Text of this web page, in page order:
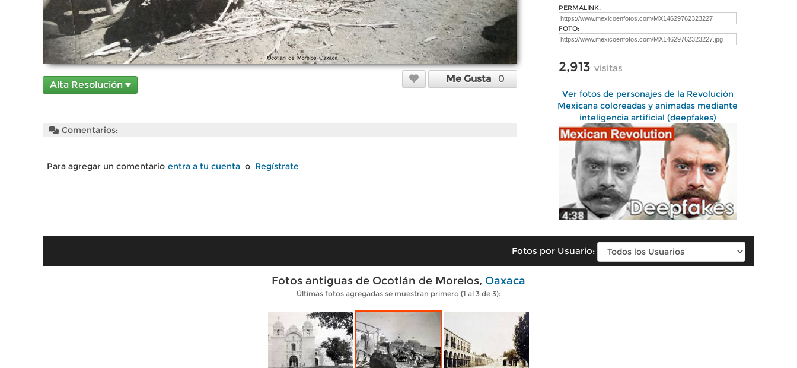
Alta Resolución
Me Gusta 0
Comentarios:
Para agregar un comentario entra a tu cuenta o Regístrate
PERMALINK:
FOTO:
2,913 visitas
Ver fotos de personajes de la Revolución
Mexicana coloreadas y animadas mediante
inteligencia artificial (deepfakes)
Fotos por Usuario:
Fotos antiguas de Ocotlán de Morelos, Oaxaca
Últimas fotos agregadas se muestran primero (1 al 3 de 3):